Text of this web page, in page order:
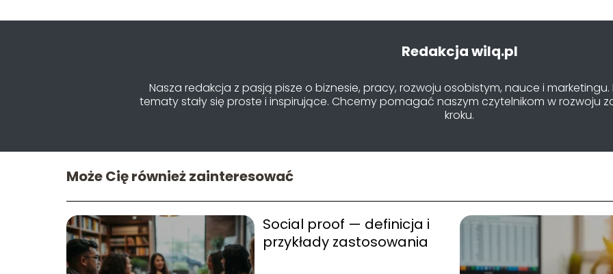
Redakcja wilq.pl
Nasza redakcja z pasją pisze o biznesie, pracy, rozwoju osobistym, nauce i
tematy stały się proste i inspirujące. Chcemy pomagać naszym czytelnikom w rozwoju
kroku.
Może Cię również zainteresować
Social proof — definicja i
przykłady zastosowania